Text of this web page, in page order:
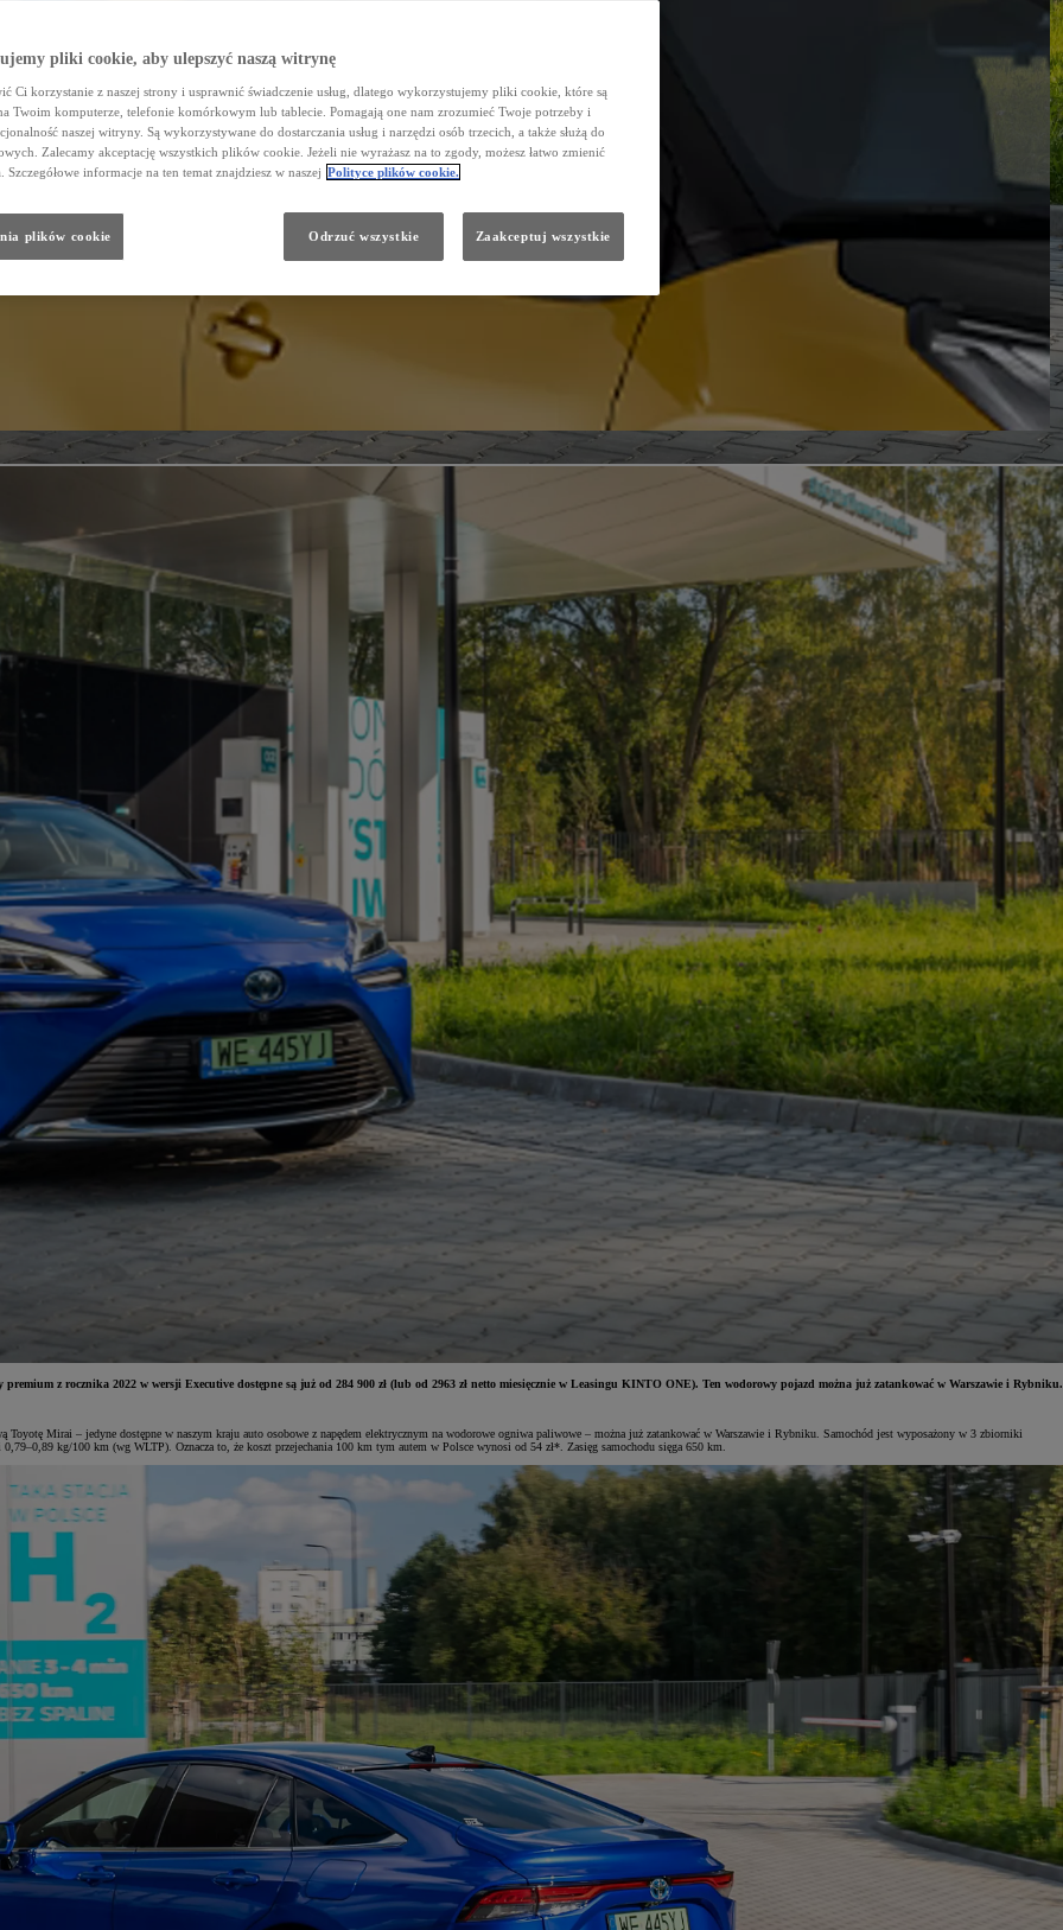
z rocznika 2022 w wersji Executive dostępne są już od 284 900 zł (lub od 2963 zł netto miesięcznie w Leasingu KINTO ONE). Ten wodorowy pojazd można już zatankować w Warszawie i Rybniku.
Mirai – jedyne dostępne w naszym kraju auto osobowe z napędem elektrycznym na wodorowe ogniwa paliwowe – można już zatankować w Warszawie i Rybniku. Samochód jest wyposażony w 3 zbiorniki
kg/100 km (wg WLTP). Oznacza to, że koszt przejechania 100 km tym autem w Polsce wynosi od 54 zł*. Zasięg samochodu sięga 650 km.
pliki cookie, aby ulepszyć naszą witrynę
Ci korzystanie z naszej strony i usprawnić świadczenie usług, dlatego wykorzystujemy pliki cookie, które są
Twoim komputerze, telefonie komórkowym lub tablecie. Pomagają one nam zrozumieć Twoje potrzeby i
naszej witryny. Są wykorzystywane do dostarczania usług i narzędzi osób trzecich, a także służą do
Zalecamy akceptację wszystkich plików cookie. Jeżeli nie wyrażasz na to zgody, możesz łatwo zmienić
Szczegółowe informacje na ten temat znajdziesz w naszej Polityce plików cookie.
Odrzuć wszystkie Zaakceptuj wszystkie
plików cookie